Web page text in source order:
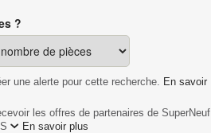
?
une alerte pour cette recherche. En savoir
les offres de partenaires de SuperNeuf
En savoir plus